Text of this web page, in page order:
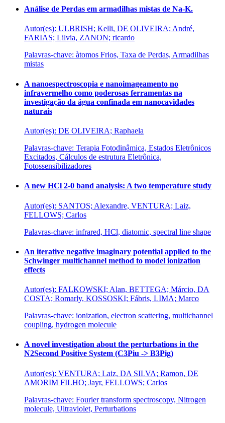
Análise de Perdas em armadilhas mistas de Na-K.
Autor(es): ULBRISH; Kelli, DE OLIVEIRA; André,
FARIAS; Lilvia, ZANON; ricardo
Palavras-chave: àtomos Frios, Taxa de Perdas, Armadilhas
mistas
A nanoespectroscopia e nanoimageamento no
infravermelho como poderosas ferramentas na
investigação da água confinada em nanocavidades
naturais
Autor(es): DE OLIVEIRA; Raphaela
Palavras-chave: Terapia Fotodinâmica, Estados Eletrônicos
Excitados, Cálculos de estrutura Eletrônica,
Fotossensibilizadores
A new HCl 2-0 band analysis: A two temperature study
Autor(es): SANTOS; Alexandre, VENTURA; Laiz,
FELLOWS; Carlos
Palavras-chave: infrared, HCl, diatomic, spectral line shape
An iterative negative imaginary potential applied to the
Schwinger multichannel method to model ionization
effects
Autor(es): FALKOWSKI; Alan, BETTEGA; Márcio, DA
COSTA; Romarly, KOSSOSKI; Fábris, LIMA; Marco
Palavras-chave: ionization, electron scattering, multichannel
coupling, hydrogen molecule
A novel investigation about the perturbations in the
N2Second Positive System (C3Piu -> B3Pig)
Autor(es): VENTURA; Laiz, DA SILVA; Ramon, DE
AMORIM FILHO; Jayr, FELLOWS; Carlos
Palavras-chave: Fourier transform spectroscopy, Nitrogen
molecule, Ultraviolet, Perturbations